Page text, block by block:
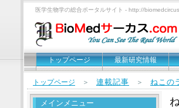
医学生物学の総合ポータルサイト - http://
トップページ 最新研究情報
トップページ ＞ 連載記事 ＞ ねこの
メインメニュー